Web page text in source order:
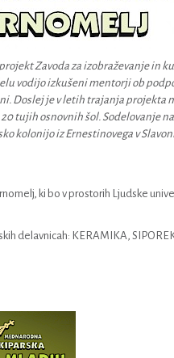
Zavoda za izobraževanje in
vodijo izkušeni mentorji ob
Doslej je v letih trajanja projekta
tujih osnovnih šol. Sodelovanje
kolonijo iz Ernestinovega v
ki bo v prostorih Ljudske
delavnicah: KERAMIKA,